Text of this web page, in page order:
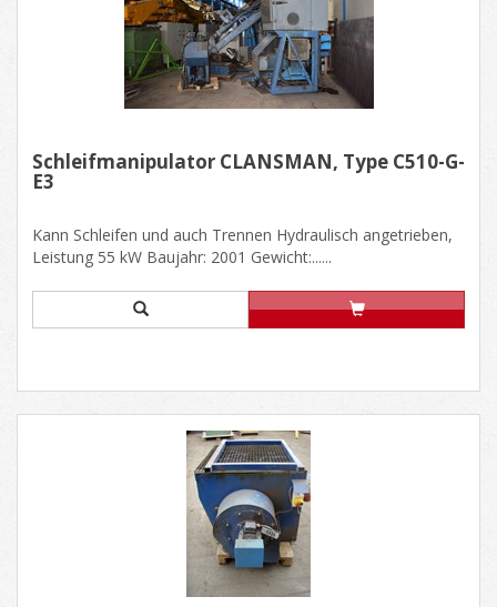
Schleifmanipulator CLANSMAN, Type C510-G-
E3
Kann Schleifen und auch Trennen Hydraulisch angetrieben,
Leistung 55 kW Baujahr: 2001 Gewicht:......